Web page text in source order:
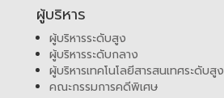
ผู้บริหาร
ผู้บริหารระดับสูง
ผู้บริหารระดับกลาง
ผู้บริหารเทคโนโลยีสารสนเทศระดับสูง
คณะกรรมการคดีพิเศษ